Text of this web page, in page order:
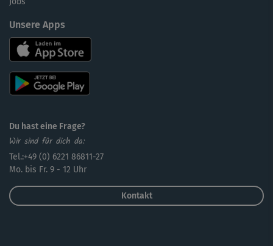
Unsere Apps
Du hast eine Frage?
Wir sind für dich da:
Tel.:+49 (0) 6221 86811-27
Mo. bis Fr. 9 - 12 Uhr
Kontakt